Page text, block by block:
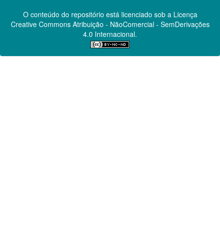
O conteúdo do repositório está licenciado sob a Licença
Creative CommonsAtribuição - NãoComercial - SemDerivações
4.0 Internacional.